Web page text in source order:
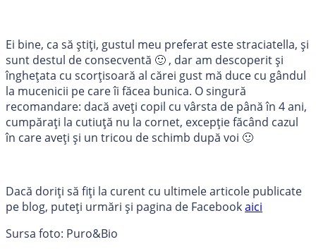
Ei bine, ca să știți, gustul meu preferat este straciatella, și
sunt destul de consecventă 🙂 , dar am descoperit și
înghețata cu scorțisoară al cărei gust mă duce cu gândul
la mucenicii pe care îi făcea bunica. O singură
recomandare: dacă aveți copil cu vârsta de până în 4 ani,
cumpărați la cutiuță nu la cornet, excepție făcând cazul
în care aveți și un tricou de schimb după voi 🙂
Dacă doriți să fiți la curent cu ultimele articole publicate
pe blog, puteți urmări și pagina de Facebookaici
Sursa foto: Puro&Bio